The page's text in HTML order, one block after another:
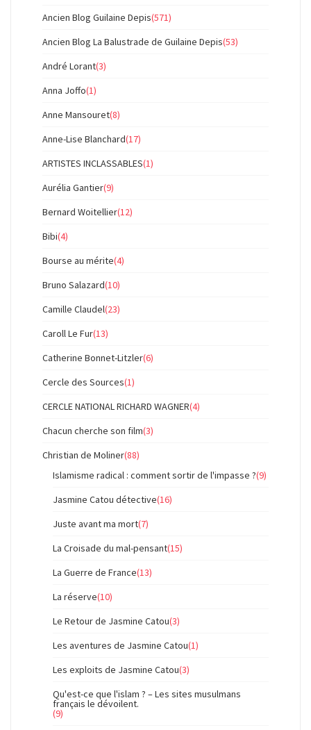
Ancien Blog Guilaine Depis(571)
Ancien Blog La Balustrade de Guilaine Depis(53)
André Lorant(3)
Anna Joffo(1)
Anne Mansouret(8)
Anne-Lise Blanchard(17)
ARTISTES INCLASSABLES(1)
Aurélia Gantier(9)
Bernard Woitellier(12)
Bibi(4)
Bourse au mérite(4)
Bruno Salazard(10)
Camille Claudel(23)
Caroll Le Fur(13)
Catherine Bonnet-Litzler(6)
Cercle des Sources(1)
CERCLE NATIONAL RICHARD WAGNER(4)
Chacun cherche son film(3)
Christian de Moliner(88)
Islamisme radical : comment sortir de l'impasse ?(9)
Jasmine Catou détective(16)
Juste avant ma mort(7)
La Croisade du mal-pensant(15)
La Guerre de France(13)
La réserve(10)
Le Retour de Jasmine Catou(3)
Les aventures de Jasmine Catou(1)
Les exploits de Jasmine Catou(3)
Qu'est-ce que l'islam ? – Les sites musulmans
français le dévoilent.
(9)